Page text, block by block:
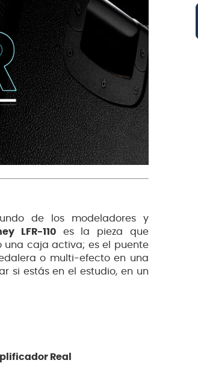
de los modeladores y
LFR-110es la pieza que
una caja activa; es el puente
o multi-efecto en una
si estás en el estudio, en un
Real